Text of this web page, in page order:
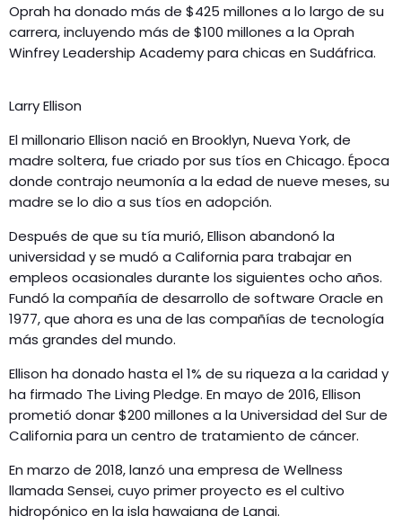
Oprah ha donado más de $425 millones a lo largo de su
carrera, incluyendo más de $100 millones a la Oprah
Winfrey Leadership Academy para chicas en Sudáfrica.
Larry Ellison
El millonario Ellison nació en Brooklyn, Nueva York, de
madre soltera, fue criado por sus tíos en Chicago. Época
donde contrajo neumonía a la edad de nueve meses, su
madre se lo dio a sus tíos en adopción.
Después de que su tía murió, Ellison abandonó la
universidad y se mudó a California para trabajar en
empleos ocasionales durante los siguientes ocho años.
Fundó la compañía de desarrollo de software Oracle en
1977, que ahora es una de las compañías de tecnología
más grandes del mundo.
Ellison ha donado hasta el 1% de su riqueza a la caridad y
ha firmado The Living Pledge. En mayo de 2016, Ellison
prometió donar $200 millones a la Universidad del Sur de
California para un centro de tratamiento de cáncer.
En marzo de 2018, lanzó una empresa de Wellness
llamada Sensei, cuyo primer proyecto es el cultivo
hidropónico en la isla hawaiana de Lanai.